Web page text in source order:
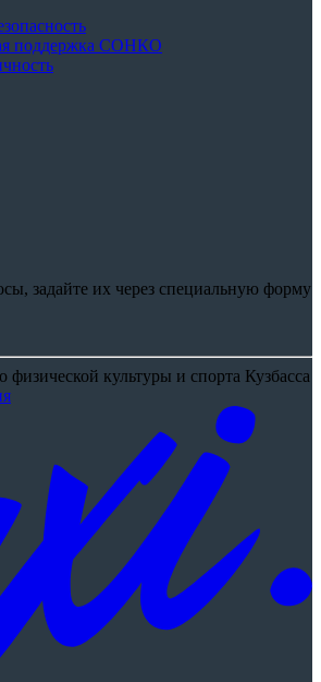
поддержка СОНКО
задайте их через специальную форму
культуры и спорта Кузбасса